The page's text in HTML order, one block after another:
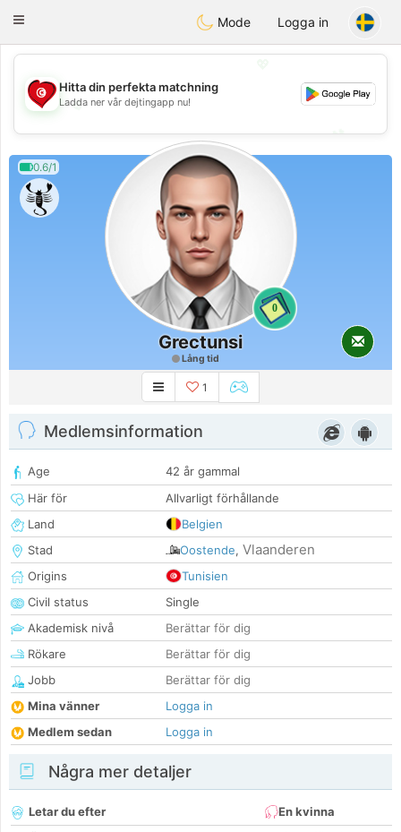
Tunisia Dating
Toggle
Mode Logga in
💖
💕
💕
Hitta din perfekta matchning
Ladda ner vår dejtingapp nu!
0.6/1
0
Grectunsi
Lång tid
1
Medlemsinformation
Age
42 år gammal
Här för
Allvarligt förhållande
Land
Belgien
Stad
Oostende, Vlaanderen
Origins
Tunisien
Civil status
Single
Akademisk nivå
Berättar för dig
Rökare
Berättar för dig
Jobb
Berättar för dig
Mina vänner
Logga in
Medlem sedan
Logga in
Några mer detaljer
Letar du efter
En kvinna